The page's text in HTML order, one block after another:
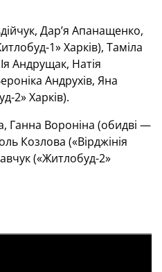
Дар’я Апанащенко,
1» Харків), Таміла
Андрущак, Натія
Андрухів, Яна
2» Харків).
Ганна Вороніна (обидві —
Козлова («Вірджінія
(«Житлобуд-2»